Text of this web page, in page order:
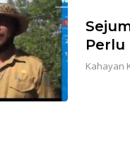
Perlu
Kahayan